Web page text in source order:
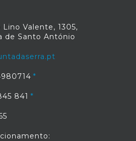
Valente, 1305,
de Santo António
841